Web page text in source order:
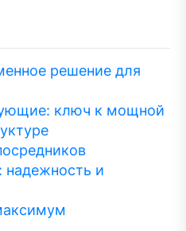
решение для
ключ к мощной
надежность и